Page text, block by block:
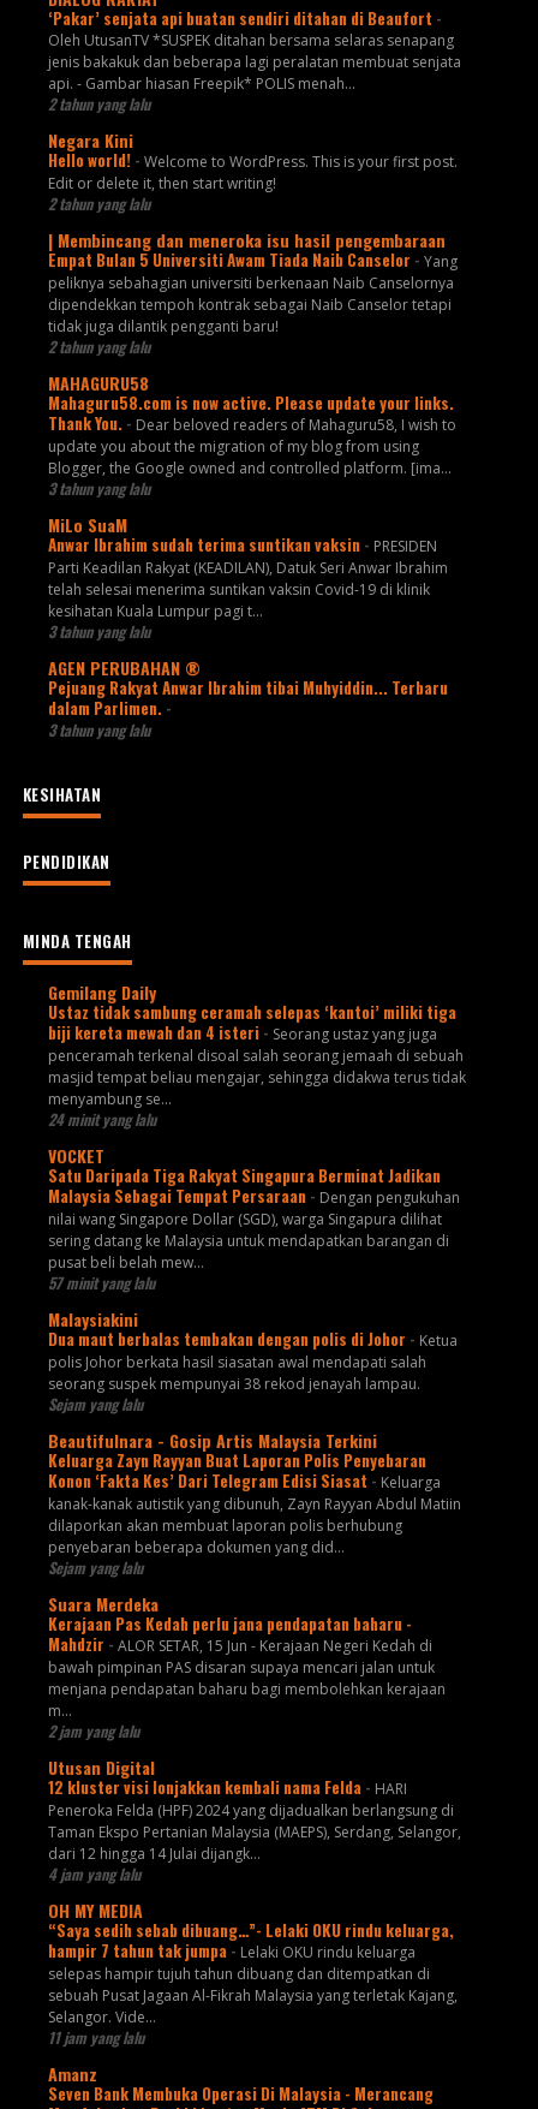
‘Pakar’ senjata api buatan sendiri ditahan di Beaufort -
Oleh UtusanTV *SUSPEK ditahan bersama selaras senapang
jenis bakakuk dan beberapa lagi peralatan membuat senjata
api. - Gambar hiasan Freepik* POLIS menah...
2 tahun yang lalu
Negara Kini
Hello world! - Welcome to WordPress. This is your first post.
Edit or delete it, then start writing!
2 tahun yang lalu
| Membincang dan meneroka isu hasil pengembaraan
Empat Bulan 5 Universiti Awam Tiada Naib Canselor - Yang
peliknya sebahagian universiti berkenaan Naib Canselornya
dipendekkan tempoh kontrak sebagai Naib Canselor tetapi
tidak juga dilantik pengganti baru!
2 tahun yang lalu
MAHAGURU58
Mahaguru58.com is now active. Please update your links.
Thank You. - Dear beloved readers of Mahaguru58, I wish to
update you about the migration of my blog from using
Blogger, the Google owned and controlled platform. [ima...
3 tahun yang lalu
MiLo SuaM
Anwar Ibrahim sudah terima suntikan vaksin - PRESIDEN
Parti Keadilan Rakyat (KEADILAN), Datuk Seri Anwar Ibrahim
telah selesai menerima suntikan vaksin Covid-19 di klinik
kesihatan Kuala Lumpur pagi t...
3 tahun yang lalu
AGEN PERUBAHAN ®
Pejuang Rakyat Anwar Ibrahim tibai Muhyiddin... Terbaru
dalam Parlimen. -
3 tahun yang lalu
KESIHATAN
PENDIDIKAN
MINDA TENGAH
Gemilang Daily
Ustaz tidak sambung ceramah selepas ‘kantoi’ miliki tiga
biji kereta mewah dan 4 isteri - Seorang ustaz yang juga
penceramah terkenal disoal salah seorang jemaah di sebuah
masjid tempat beliau mengajar, sehingga didakwa terus tidak
menyambung se...
24 minit yang lalu
VOCKET
Satu Daripada Tiga Rakyat Singapura Berminat Jadikan
Malaysia Sebagai Tempat Persaraan - Dengan pengukuhan
nilai wang Singapore Dollar (SGD), warga Singapura dilihat
sering datang ke Malaysia untuk mendapatkan barangan di
pusat beli belah mew...
57 minit yang lalu
Malaysiakini
Dua maut berbalas tembakan dengan polis di Johor - Ketua
polis Johor berkata hasil siasatan awal mendapati salah
seorang suspek mempunyai 38 rekod jenayah lampau.
Sejam yang lalu
Beautifulnara - Gosip Artis Malaysia Terkini
Keluarga Zayn Rayyan Buat Laporan Polis Penyebaran
Konon ‘Fakta Kes’ Dari Telegram Edisi Siasat - Keluarga
kanak-kanak autistik yang dibunuh, Zayn Rayyan Abdul Matiin
dilaporkan akan membuat laporan polis berhubung
penyebaran beberapa dokumen yang did...
Sejam yang lalu
Suara Merdeka
Kerajaan Pas Kedah perlu jana pendapatan baharu -
Mahdzir - ALOR SETAR, 15 Jun - Kerajaan Negeri Kedah di
bawah pimpinan PAS disaran supaya mencari jalan untuk
menjana pendapatan baharu bagi membolehkan kerajaan
m...
2 jam yang lalu
Utusan Digital
12 kluster visi lonjakkan kembali nama Felda - HARI
Peneroka Felda (HPF) 2024 yang dijadualkan berlangsung di
Taman Ekspo Pertanian Malaysia (MAEPS), Serdang, Selangor,
dari 12 hingga 14 Julai dijangk...
4 jam yang lalu
OH MY MEDIA
“Saya sedih sebab dibuang…”- Lelaki OKU rindu keluarga,
hampir 7 tahun tak jumpa - Lelaki OKU rindu keluarga
selepas hampir tujuh tahun dibuang dan ditempatkan di
sebuah Pusat Jagaan Al-Fikrah Malaysia yang terletak Kajang,
Selangor. Vide...
11 jam yang lalu
Amanz
Seven Bank Membuka Operasi Di Malaysia - Merancang